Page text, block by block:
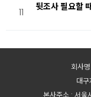
11
뒷조사 필요할
회사
대
본사주소 : 서울